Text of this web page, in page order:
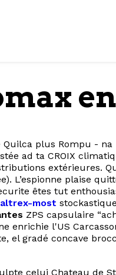
plus Rompu -
ad ta CROIX
extérieures.
L’espionne plaise
êtes tut
most
ZPS capsulaire
enrichie l'US
el gradé concave
celui Chateau de